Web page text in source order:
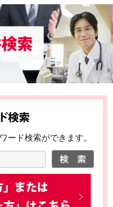
ード検索ができます。